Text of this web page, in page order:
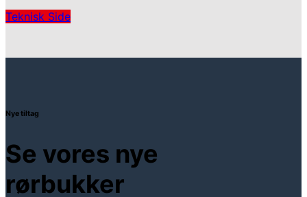
Teknisk Side
Nye tiltag
Se vores nye
rørbukker